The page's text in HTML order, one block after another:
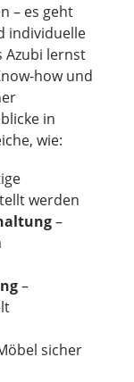
– es geht
individuelle
Azubi lernst
how und
in
wie:
werden
–
–
sicher